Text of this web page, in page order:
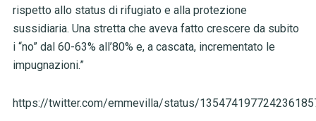
rispetto allo status di rifugiato e alla protezione
sussidiaria. Una stretta che aveva fatto crescere da subito
i “no” dal 60-63% all’80% e, a cascata, incrementato le
impugnazioni.”
https://twitter.com/emmevilla/status/